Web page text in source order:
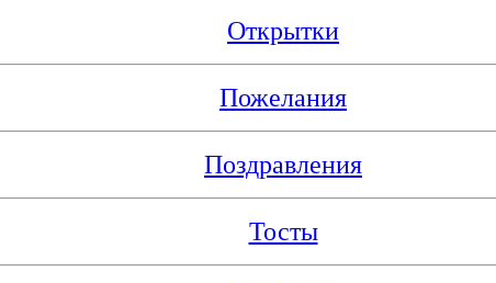
Открытки
Пожелания
Поздравления
Тосты